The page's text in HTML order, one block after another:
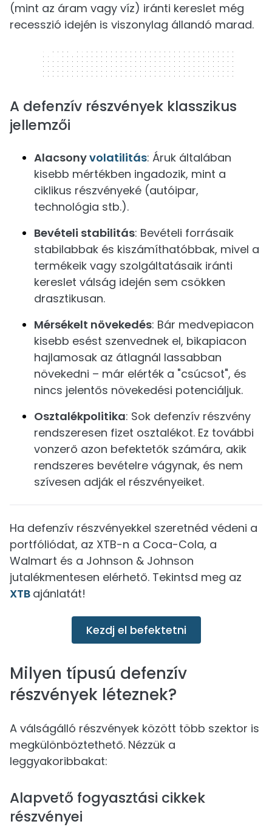
(mint az áram vagy víz) iránti kereslet még
recesszió idején is viszonylag állandó marad.
320 x 50
A defenzív részvények klasszikus
jellemzői
Alacsonyvolatilitás: Áruk általában
kisebb mértékben ingadozik, mint a
ciklikus részvényeké (autóipar,
technológia stb.).
Bevételi stabilitás: Bevételi forrásaik
stabilabbak és kiszámíthatóbbak, mivel a
termékeik vagy szolgáltatásaik iránti
kereslet válság idején sem csökken
drasztikusan.
Mérsékelt növekedés: Bár medvepiacon
kisebb esést szenvednek el, bikapiacon
hajlamosak az átlagnál lassabban
növekedni – már elérték a "csúcsot", és
nincs jelentős növekedési potenciáljuk.
Osztalékpolitika: Sok defenzív részvény
rendszeresen fizet osztalékot. Ez további
vonzerő azon befektetők számára, akik
rendszeres bevételre vágynak, és nem
szívesen adják el részvényeiket.
Ha defenzív részvényekkel szeretnéd védeni a
portfóliódat, az XTB-n a Coca-Cola, a
Walmart és a Johnson & Johnson
jutalékmentesen elérhető. Tekintsd meg az
XTB ajánlatát!
Kezdj el befektetni
Milyen típusú defenzív
részvények léteznek?
A válságálló részvények között több szektor is
megkülönböztethető. Nézzük a
leggyakoribbakat:
Alapvető fogyasztási cikkek
részvényei